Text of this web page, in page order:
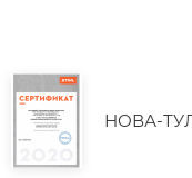
НОВА-